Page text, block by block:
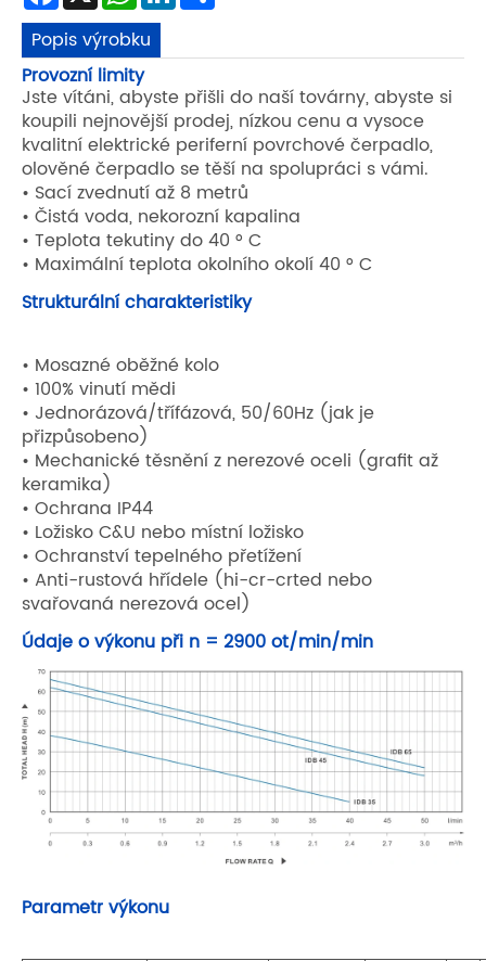
Popis výrobku
Provozní limity
Jste vítáni, abyste přišli do naší továrny, abyste si
koupili nejnovější prodej, nízkou cenu a vysoce
kvalitní elektrické periferní povrchové čerpadlo,
olověné čerpadlo se těší na spolupráci s vámi.
• Sací zvednutí až 8 metrů
• Čistá voda, nekorozní kapalina
• Teplota tekutiny do 40 ° C
• Maximální teplota okolního okolí 40 ° C
Strukturální charakteristiky
• Mosazné oběžné kolo
• 100% vinutí mědi
• Jednorázová/třífázová, 50/60Hz (jak je
přizpůsobeno)
• Mechanické těsnění z nerezové oceli (grafit až
keramika)
• Ochrana IP44
• Ložisko C&U nebo místní ložisko
• Ochranství tepelného přetížení
• Anti-rustová hřídele (hi-cr-crted nebo
svařovaná nerezová ocel)
Údaje o výkonu při n = 2900 ot/min/min
Parametr výkonu